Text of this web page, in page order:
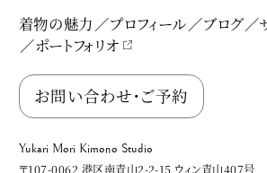
着物の魅力 プロフィール ブログ
ポートフォリオ
お問い合わせ・ご予約
Yukari Mori Kimono Studio
〒107-0062 港区南青山2-2-15 ウィン青山407号